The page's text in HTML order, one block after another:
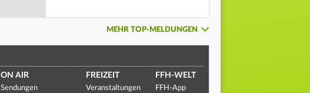
MEHR TOP-MELDUNGEN
ON AIR
Sendungen
FREIZEIT
Veranstaltungen
FFH-WELT
FFH-App